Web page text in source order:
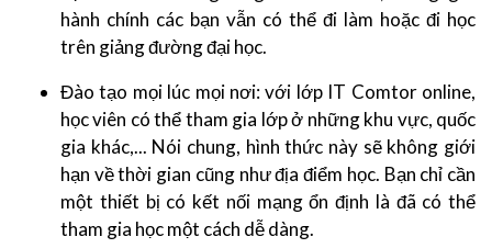
hành chính các bạn vẫn có thể đi làm hoặc đi học
trên giảng đường đại học.
Đào tạo mọi lúc mọi nơi: với lớp IT Comtor online,
học viên có thể tham gia lớp ở những khu vực, quốc
gia khác,... Nói chung, hình thức này sẽ không giới
hạn về thời gian cũng như địa điểm học. Bạn chỉ cần
một thiết bị có kết nối mạng ổn định là đã có thể
tham gia học một cách dễ dàng.